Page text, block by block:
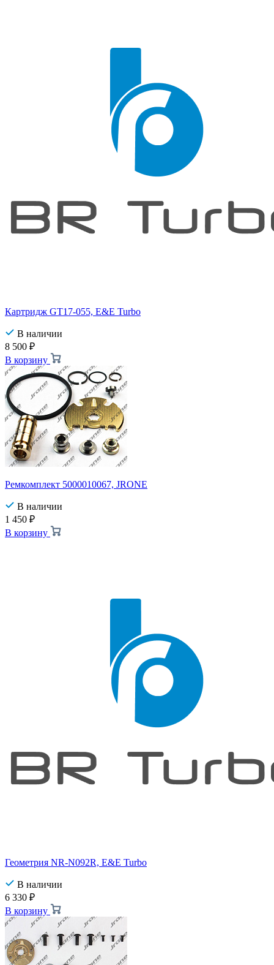
Картридж GT17-055, E&E Turbo
В наличии
8 500 ₽
В корзину
Ремкомплект 5000010067, JRONE
В наличии
1 450 ₽
В корзину
Геометрия NR-N092R, E&E Turbo
В наличии
6 330 ₽
В корзину